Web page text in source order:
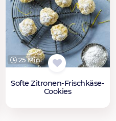
25 Min.
Softe Zitronen-Frischkäse-
Cookies